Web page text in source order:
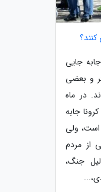
کنند؟
جایی
و بعضی
در ماه
جابه
ولی
از مردم
جنگ،